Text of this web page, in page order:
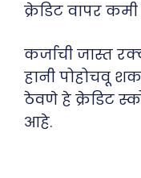
क्रेडिट वापर
कर्जाची जास्त
हानी पोहोचवू
ठेवणे हे क्रेडिट
आहे.